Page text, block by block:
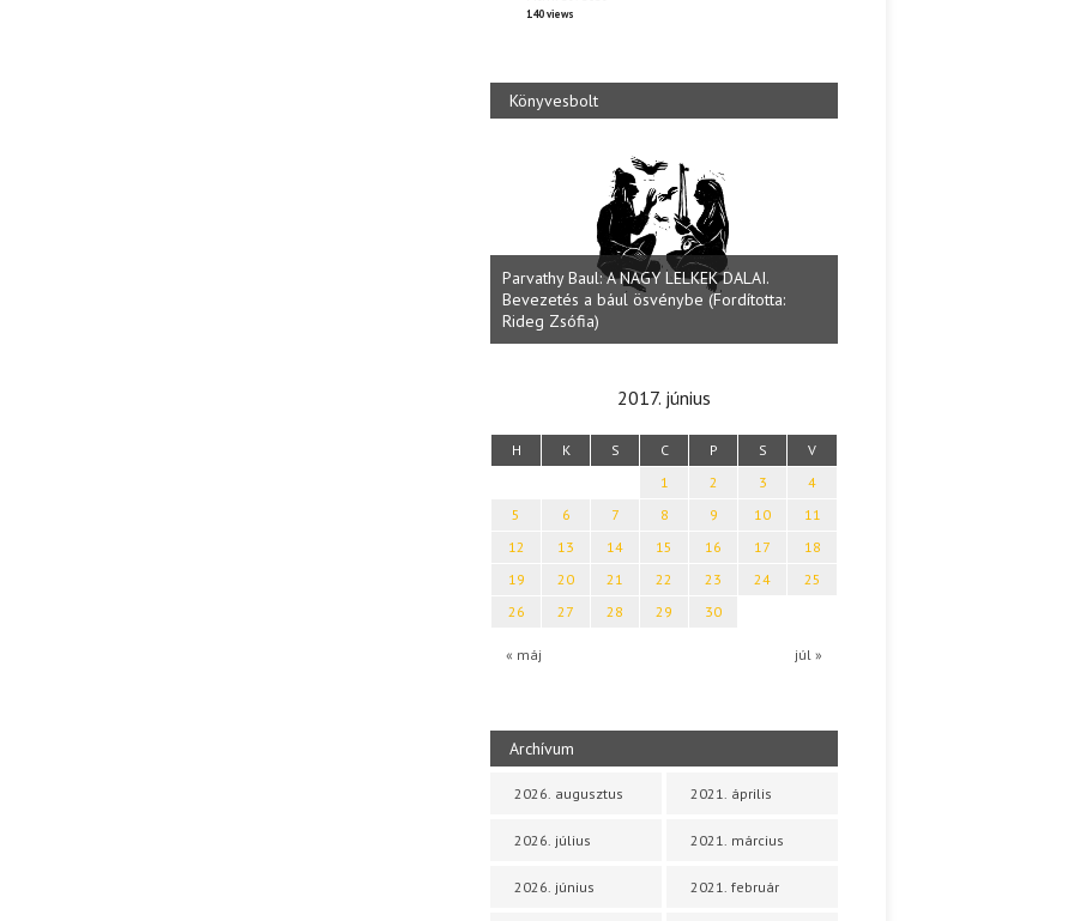
140 views
Könyvesbolt
Parvathy Baul: A NAGY LELKEK DALAI.
Bevezetés a bául ösvénybe (Fordította:
Rideg Zsófia)
2017. június
H K S C P S V
« máj júl »
1 2 3
4
5
6 7 8 9 10
11
12
13 14 15 16 17
18
19
20 21 22 23 24
25
26
27 28 29 30
Archívum
2026. augusztus
2026. július
2026. június
2021. április
2021. március
2021. február